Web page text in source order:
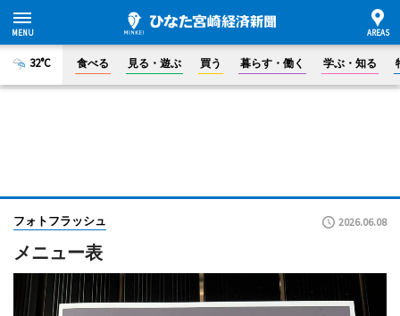
32°C 食べる 見る・遊ぶ 買う 暮らす・働く 学ぶ・知る
フォトフラッシュ 2026.06.08
メニュー表